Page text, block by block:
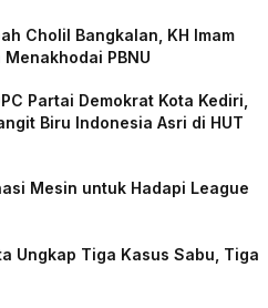
Cholil Bangkalan, KH Imam
PBNU
Partai Demokrat Kota Kediri,
Biru Indonesia Asri di HUT
Mesin untuk Hadapi League
Ungkap Tiga Kasus Sabu, Tiga